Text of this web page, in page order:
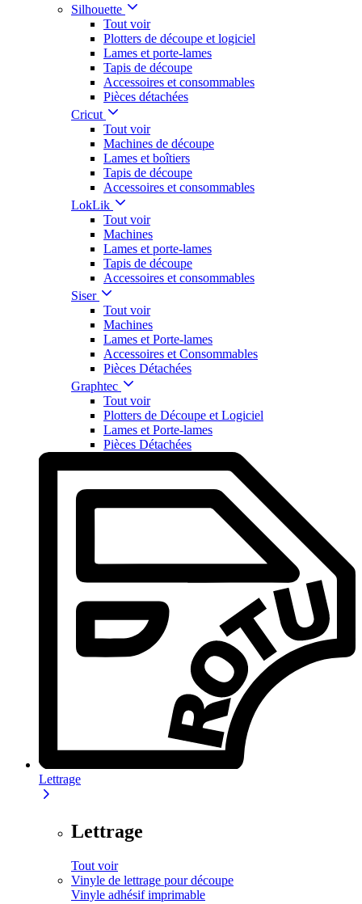
Silhouette
Tout voir
Plotters de découpe et logiciel
Lames et porte-lames
Tapis de découpe
Accessoires et consommables
Pièces détachées
Cricut
Tout voir
Machines de découpe
Lames et boîtiers
Tapis de découpe
Accessoires et consommables
LokLik
Tout voir
Machines
Lames et porte-lames
Tapis de découpe
Accessoires et consommables
Siser
Tout voir
Machines
Lames et Porte-lames
Accessoires et Consommables
Pièces Détachées
Graphtec
Tout voir
Plotters de Découpe et Logiciel
Lames et Porte-lames
Pièces Détachées
Lettrage
Lettrage
Tout voir
Vinyle de lettrage pour découpe
Vinyle adhésif imprimable